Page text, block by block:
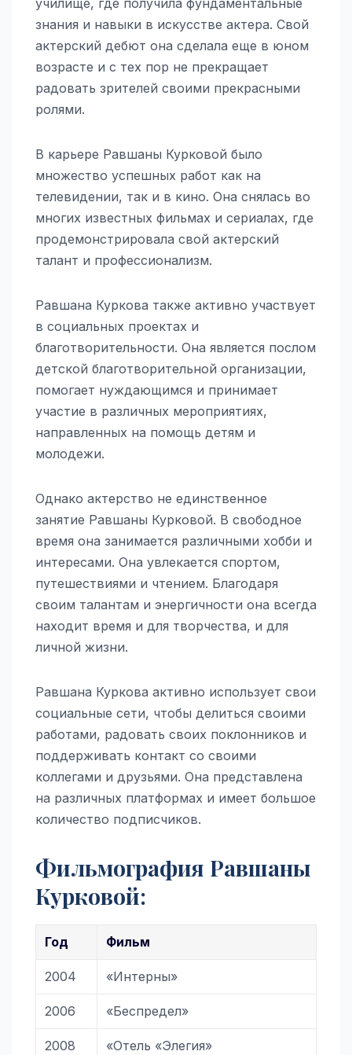
училище, где получила фундаментальные
знания и навыки в искусстве актера. Свой
актерский дебют она сделала еще в юном
возрасте и с тех пор не прекращает
радовать зрителей своими прекрасными
ролями.
В карьере Равшаны Курковой было
множество успешных работ как на
телевидении, так и в кино. Она снялась во
многих известных фильмах и сериалах, где
продемонстрировала свой актерский
талант и профессионализм.
Равшана Куркова также активно участвует
в социальных проектах и
благотворительности. Она является послом
детской благотворительной организации,
помогает нуждающимся и принимает
участие в различных мероприятиях,
направленных на помощь детям и
молодежи.
Однако актерство не единственное
занятие Равшаны Курковой. В свободное
время она занимается различными хобби и
интересами. Она увлекается спортом,
путешествиями и чтением. Благодаря
своим талантам и энергичности она всегда
находит время и для творчества, и для
личной жизни.
Равшана Куркова активно использует свои
социальные сети, чтобы делиться своими
работами, радовать своих поклонников и
поддерживать контакт со своими
коллегами и друзьями. Она представлена
на различных платформах и имеет большое
количество подписчиков.
Фильмография Равшаны
Курковой:
Год Фильм
2004 «Интерны»
2006 «Беспредел»
2008 «Отель «Элегия»